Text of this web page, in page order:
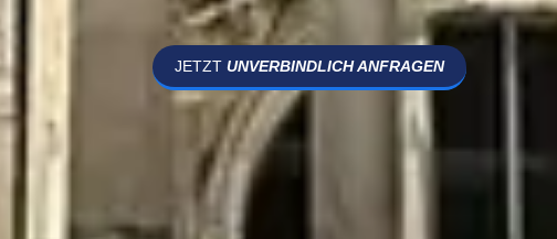
JETZT UNVERBINDLICH ANFRAGEN